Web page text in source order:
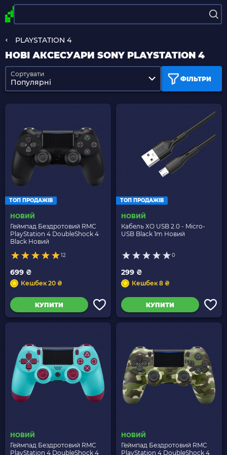
PLAYSTATION 4
НОВІ АКСЕСУАРИ SONY PLAYSTATION 4
ФІЛЬТРИ
Сортувати
Популярні
ТОП ПРОДАЖІВ
НОВИЙ
Геймпад Бездротовий RMC
PlayStation 4 DoubleShock 4
Black Новий
12
699 ₴
Кешбек 20 ₴
КУПИТИ
ТОП ПРОДАЖІВ
НОВИЙ
Кабель XO USB 2.0 - Micro-
USB Black 1m Новий
0
299 ₴
Кешбек 8 ₴
КУПИТИ
НОВИЙ
Геймпад Бездротовий RMC
PlayStation 4 DoubleShock 4
НОВИЙ
Геймпад Бездротовий RMC
PlayStation 4 DoubleShock 4